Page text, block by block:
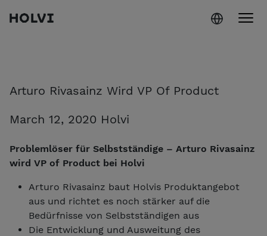
Holvi
Arturo Rivasainz Wird VP Of Product
March 12, 2020 Holvi
Problemlöser für Selbstständige – Arturo Rivasainz
wird VP of Product bei Holvi
Arturo Rivasainz baut Holvis Produktangebot
aus und richtet es noch stärker auf die
Bedürfnisse von Selbstständigen aus
Die Entwicklung und Ausweitung des